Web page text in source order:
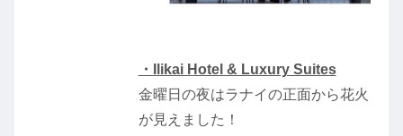
・Ilikai Hotel & Luxury Suites
金曜日の夜はラナイの正面から花火
が見えました！